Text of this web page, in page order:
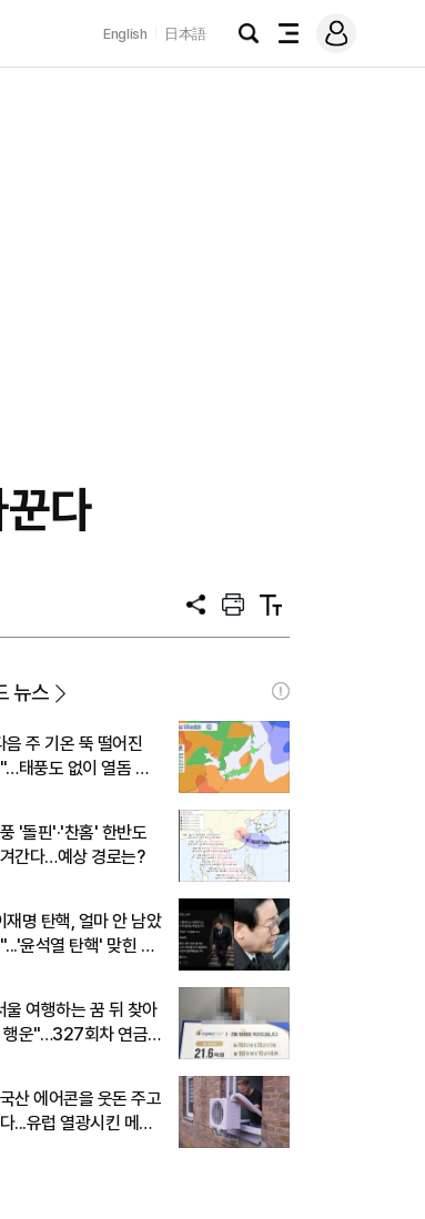
English 日本語
검
전
메
그
다
공
프
트
텍
트
뉴스
음 주 기온 뚝 떨어진
태풍도 없이 열돔 박
'돌핀'·'찬홈' 한반도
간다…예상 경로는?
재명 탄핵, 얼마 안 남았
윤석열 탄핵' 맞힌 무
울 여행하는 꿈 뒤 찾아
행운"…327회차 연금
산 에어콘을 웃돈 주고
...유럽 열광시킨 메이